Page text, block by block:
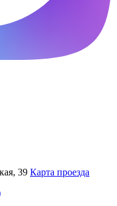
39 Карта проезда